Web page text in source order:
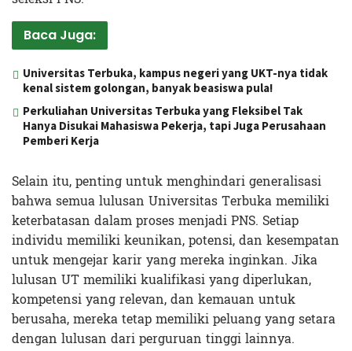
Baca Juga:
Universitas Terbuka, kampus negeri yang UKT-nya tidak
kenal sistem golongan, banyak beasiswa pula!
Perkuliahan Universitas Terbuka yang Fleksibel Tak
Hanya Disukai Mahasiswa Pekerja, tapi Juga Perusahaan
Pemberi Kerja
Selain itu, penting untuk menghindari generalisasi
bahwa semua lulusan Universitas Terbuka memiliki
keterbatasan dalam proses menjadi PNS. Setiap
individu memiliki keunikan, potensi, dan kesempatan
untuk mengejar karir yang mereka inginkan. Jika
lulusan UT memiliki kualifikasi yang diperlukan,
kompetensi yang relevan, dan kemauan untuk
berusaha, mereka tetap memiliki peluang yang setara
dengan lulusan dari perguruan tinggi lainnya.